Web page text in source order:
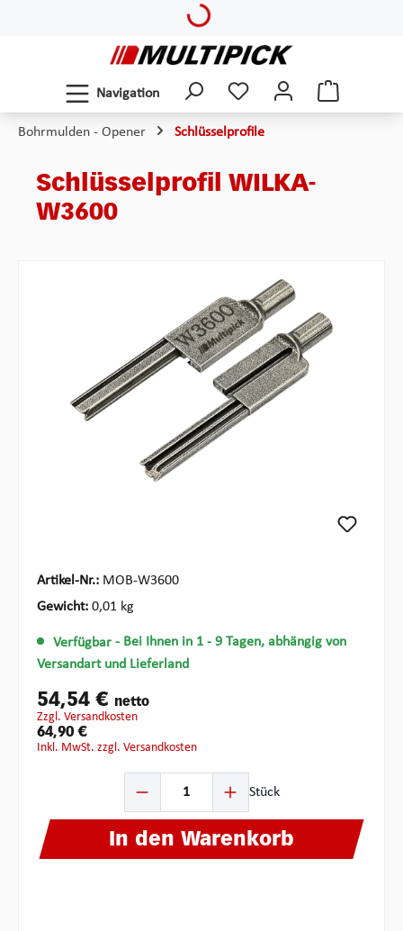
Loading...
Navigation
Bohrmulden - Opener Schlüsselprofile
Schlüsselprofil WILKA-
W3600
Artikel-Nr.: MOB-W3600
Gewicht: 0,01 kg
Verfügbar - Bei Ihnen in 1 - 9 Tagen, abhängig von
Versandart und Lieferland
54,54 € netto
zzgl. Versandkosten
64,90 €
inkl. MwSt. zzgl. Versandkosten
Stück
In den Warenkorb